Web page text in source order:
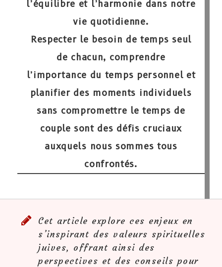
l’équilibre et l’harmonie dans notre
vie quotidienne.
Respecter le besoin de temps seul
de chacun, comprendre
l’importance du temps personnel et
planifier des moments individuels
sans compromettre le temps de
couple sont des défis cruciaux
auxquels nous sommes tous
confrontés.
Cet article explore ces enjeux en
s’inspirant des valeurs spirituelles
juives, offrant ainsi des
perspectives et des conseils pour